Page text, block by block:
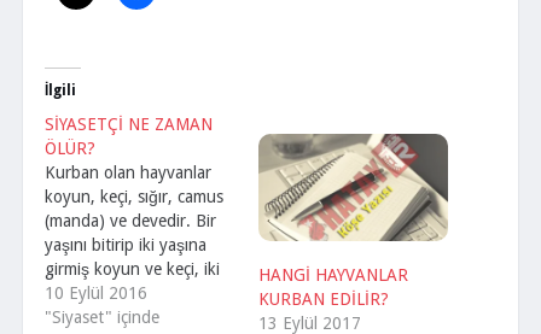
İlgili
SİYASETÇİ NE ZAMAN
ÖLÜR?
Kurban olan hayvanlar
koyun, keçi, sığır, camus
(manda) ve devedir. Bir
yaşını bitirip iki yaşına
girmiş koyun ve keçi, iki
yaşını bitirip üç yaşına
girmiş sığır ve manda,
10 Eylül 2016
"Siyaset" içinde
HANGİ HAYVANLAR
KURBAN EDİLİR?
13 Eylül 2017